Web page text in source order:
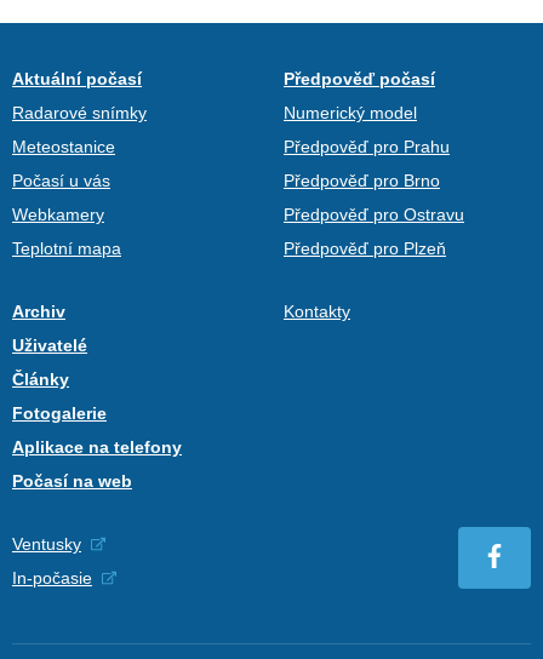
Aktuální počasí
Radarové snímky
Meteostanice
Počasí u vás
Webkamery
Teplotní mapa
Předpověď počasí
Numerický model
Předpověď pro Prahu
Předpověď pro Brno
Předpověď pro Ostravu
Předpověď pro Plzeň
Archiv
Uživatelé
Články
Fotogalerie
Aplikace na telefony
Počasí na web
Kontakty
Ventusky
In-počasie